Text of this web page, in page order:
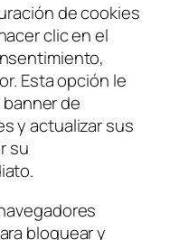
de cookies
clic en el
Esta opción le
de
y actualizar sus
su
bloquear y